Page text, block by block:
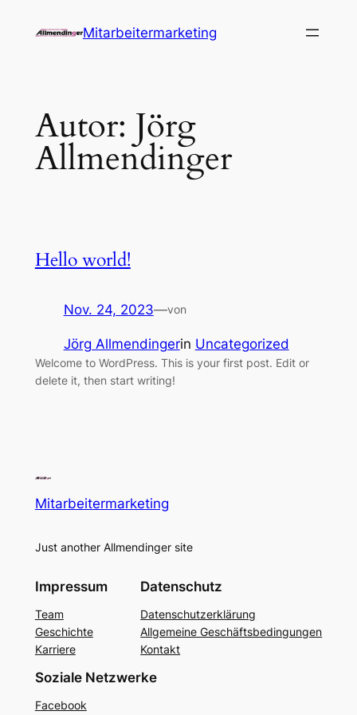
Inhalt
Mitarbeitermarketing
Autor: Jörg
Allmendinger
Hello world!
Nov. 24, 2023—von
Jörg Allmendingerin Uncategorized
Welcome to WordPress. This is your first post. Edit or
delete it, then start writing!
Mitarbeitermarketing
Just another Allmendinger site
Impressum
Team
Geschichte
Karriere
Datenschutz
Datenschutzerklärung
Allgemeine Geschäftsbedingungen
Kontakt
Soziale Netzwerke
Facebook